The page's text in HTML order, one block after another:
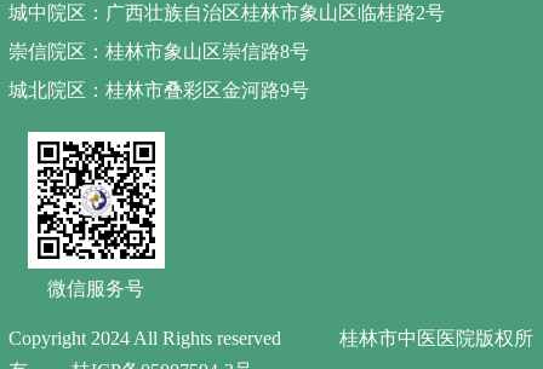
城中院区：广西壮族自治区桂林市象山区临桂路2号
崇信院区：桂林市象山区崇信路8号
城北院区：桂林市叠彩区金河路9号
微信服务号
Copyright 2024 All Rights reserved 桂林市中医医院版权所